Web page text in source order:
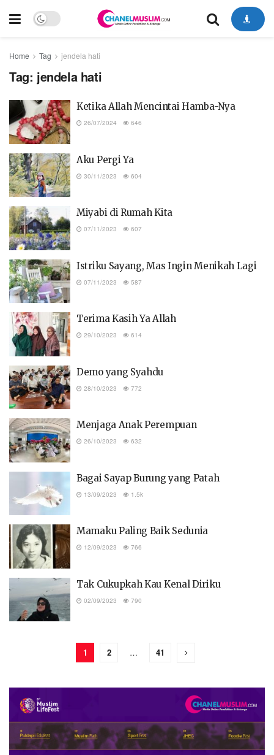
Home Tag jendela hati
Tag: jendela hati
Ketika Allah Mencintai Hamba-Nya
26/07/2024 646
Aku Pergi Ya
30/11/2023 604
Miyabi di Rumah Kita
07/11/2023 607
Istriku Sayang, Mas Ingin Menikah Lagi
07/11/2023 587
Terima Kasih Ya Allah
29/10/2023 614
Demo yang Syahdu
28/10/2023 772
Menjaga Anak Perempuan
26/10/2023 632
Bagai Sayap Burung yang Patah
13/09/2023 1.5k
Mamaku Paling Baik Sedunia
12/09/2023 766
Tak Cukupkah Kau Kenal Diriku
02/09/2023 790
1 2 … 41